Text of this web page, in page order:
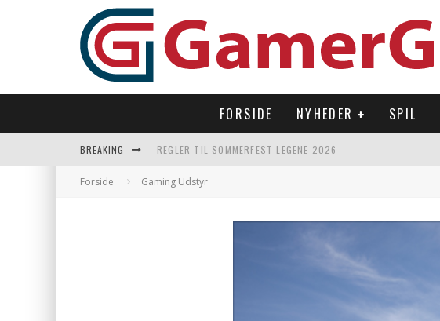
FORSIDE NYHEDER SPIL
BREAKING REGLER TIL SOMMERFEST LEGENE 2026
SUBNAUTICA 2 TAGER OS TILBAGE UNDER OVERFLADEN
LET’S FREEZE SOME PENGUINS LANDER PÅ NINTENDO SWITCH
Forside Gaming Udstyr